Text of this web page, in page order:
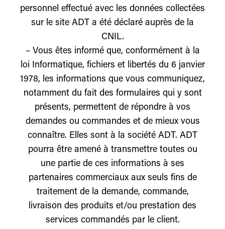
personnel effectué avec les données collectées
sur le site ADT a été déclaré auprès de la
CNIL.
– Vous êtes informé que, conformément à la
loi Informatique, fichiers et libertés du 6 janvier
1978, les informations que vous communiquez,
notamment du fait des formulaires qui y sont
présents, permettent de répondre à vos
demandes ou commandes et de mieux vous
connaître. Elles sont à la société ADT. ADT
pourra être amené à transmettre toutes ou
une partie de ces informations à ses
partenaires commerciaux aux seuls fins de
traitement de la demande, commande,
livraison des produits et/ou prestation des
services commandés par le client.